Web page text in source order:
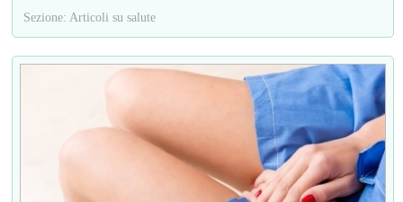
Sezione: Articoli su salute